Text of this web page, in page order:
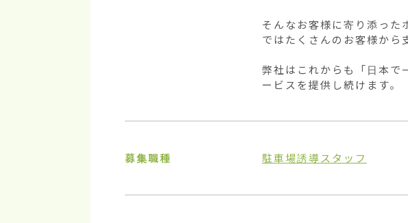
そんなお客様に寄り添った
ではたくさんのお客様から
弊社はこれからも「日本で
ービスを提供し続けます。
募集職種 駐車場誘導スタッフ